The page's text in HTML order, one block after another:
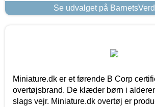
Se udvalget på
Miniature.dk er et førende B Corp
overtøjsbrand. De klæder børn i
slags vejr. Miniature.dk overtøj er